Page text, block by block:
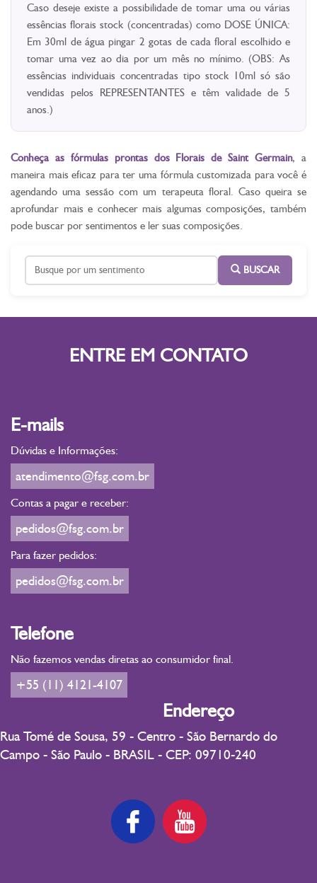
Caso deseje existe a possibilidade de tomar uma ou várias
essências florais stock (concentradas) como DOSE ÚNICA:
Em 30ml de água pingar 2 gotas de cada floral escolhido e
tomar uma vez ao dia por um mês no mínimo. (OBS: As
essências individuais concentradas tipo stock 10ml só são
vendidas pelos REPRESENTANTES e têm validade de 5
anos.)
Conheça as fórmulas prontas dos Florais de Saint Germain, a
maneira mais eficaz para ter uma fórmula customizada para você é
agendando uma sessão com um terapeuta floral. Caso queira se
aprofundar mais e conhecer mais algumas composições, também
pode buscar por sentimentos e ler suas composições.
BUSCAR
ENTRE EM CONTATO
E-mails
Dúvidas e Informações:
atendimento@fsg.com.br
Contas a pagar e receber:
pedidos@fsg.com.br
Para fazer pedidos:
pedidos@fsg.com.br
Telefone
Não fazemos vendas diretas ao consumidor final.
+55 (11) 4121-4107
Endereço
Rua Tomé de Sousa, 59 - Centro - São Bernardo do
Campo - São Paulo - BRASIL - CEP: 09710-240